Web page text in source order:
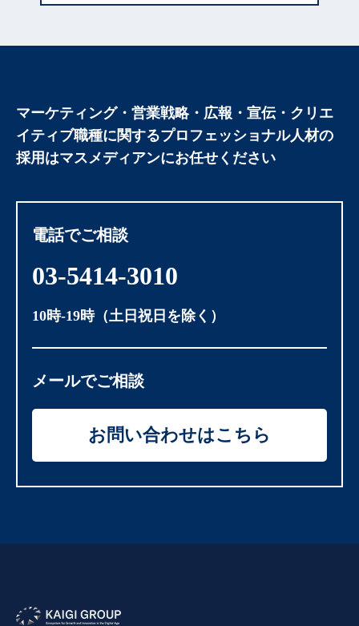
マーケティング・営業戦略・広報・宣伝・クリエ
イティブ職種に関するプロフェッショナル人材の
採用はマスメディアンにお任せください
電話でご相談
03-5414-3010
10時-19時（土日祝日を除く）
メールでご相談
お問い合わせはこちら